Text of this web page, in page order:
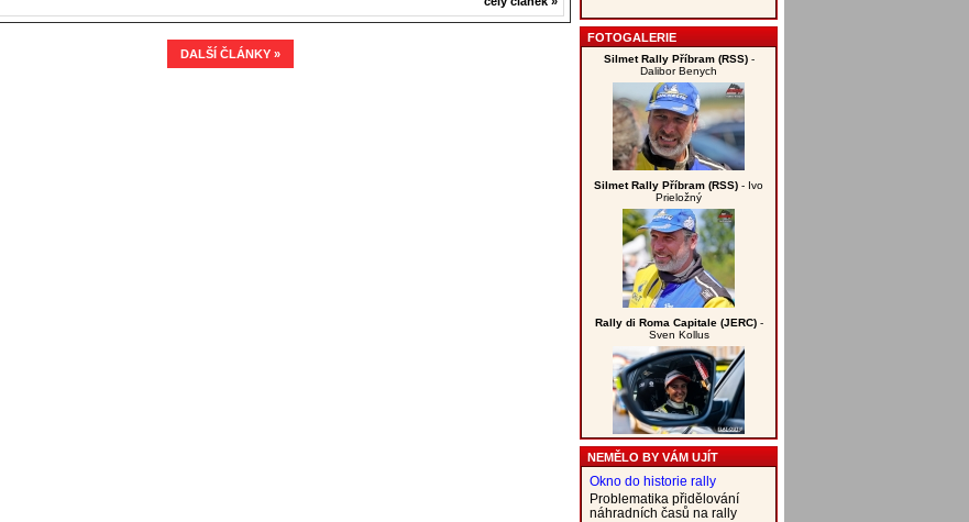
DALŠÍ ČLÁNKY »
FOTOGALERIE
Silmet Rally Příbram (RSS)-
Dalibor Benych
Silmet Rally Příbram (RSS) - Ivo
Prieložný
Rally di Roma Capitale (JERC)-
Sven Kollus
NEMĚLO BY VÁM UJÍT
Okno do historie rally
Problematika přidělování
náhradních časů na rally